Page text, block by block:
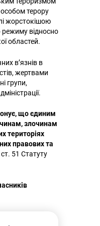
терору
жорстокішою
режиму відносно
областей.
в’язнів в
жертвами
групи,
що єдиним
злочинам
територіях
правових та
51 Статуту